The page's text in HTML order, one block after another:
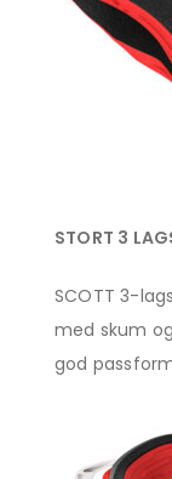
STORT 3
SCOTT 3-
med skum
god